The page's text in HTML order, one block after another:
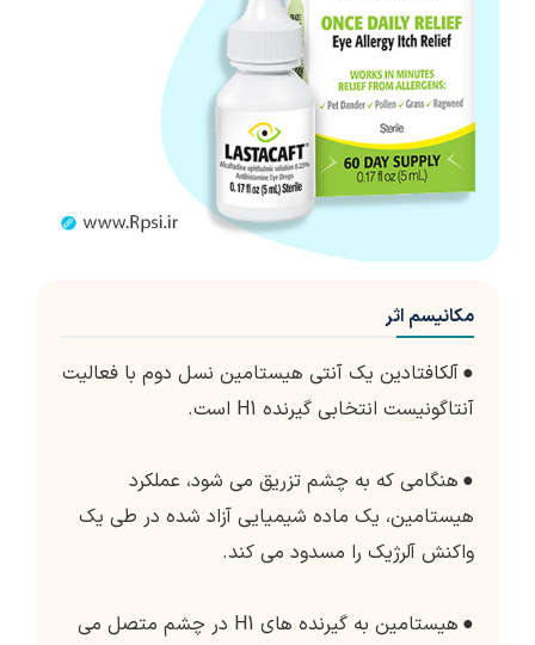
مکانیسم اثر
●آلکافتادین یک آنتی هیستامین نسل دوم با فعالیت
آنتاگونیست انتخابی گیرنده H1 است.
● هنگامی که به چشم تزریق می شود، عملکرد
هیستامین، یک ماده شیمیایی آزاد شده در طی یک
واکنش آلرژیک را مسدود می کند.
●
هیستامین به گیرنده های H1 در چشم متصل می